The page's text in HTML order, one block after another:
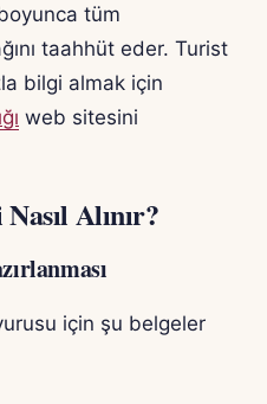
tüm
taahhüt eder. Turist
bilgi almak için
web sitesini
Alınır?
için şu belgeler